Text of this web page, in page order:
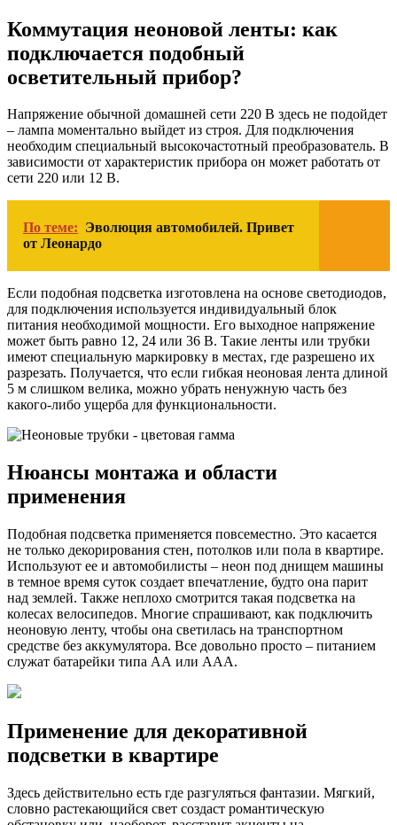
Коммутация неоновой ленты: как
подключается подобный
осветительный прибор?
Напряжение обычной домашней сети 220 В здесь не подойдет
– лампа моментально выйдет из строя. Для подключения
необходим специальный высокочастотный преобразователь. В
зависимости от характеристик прибора он может работать от
сети 220 или 12 В.
По теме: Эволюция автомобилей. Привет
от Леонардо
Если подобная подсветка изготовлена на основе светодиодов,
для подключения используется индивидуальный блок
питания необходимой мощности. Его выходное напряжение
может быть равно 12, 24 или 36 В. Такие ленты или трубки
имеют специальную маркировку в местах, где разрешено их
разрезать. Получается, что если гибкая неоновая лента длиной
5 м слишком велика, можно убрать ненужную часть без
какого-либо ущерба для функциональности.
Нюансы монтажа и области
применения
Подобная подсветка применяется повсеместно. Это касается
не только декорирования стен, потолков или пола в квартире.
Используют ее и автомобилисты – неон под днищем машины
в темное время суток создает впечатление, будто она парит
над землей. Также неплохо смотрится такая подсветка на
колесах велосипедов. Многие спрашивают, как подключить
неоновую ленту, чтобы она светилась на транспортном
средстве без аккумулятора. Все довольно просто – питанием
служат батарейки типа АА или ААА.
Применение для декоративной
подсветки в квартире
Здесь действительно есть где разгуляться фантазии. Мягкий,
словно растекающийся свет создаст романтическую